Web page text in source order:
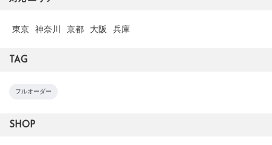
東京 神奈川 京都 大阪 兵庫
TAG
フルオーダー
SHOP